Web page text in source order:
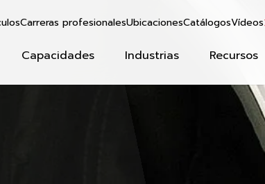
Capacidades Industrias Recursos
Carreras profesionalesUbicacionesCatálogosVídeos